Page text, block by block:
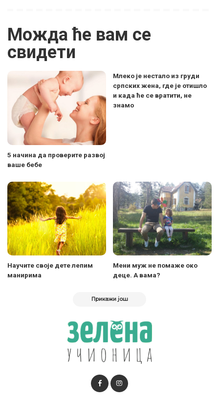
Можда ће вам се
свидети
5 начина да проверите развој
ваше бебе
Млеко је нестало из груди
српских жена, где је отишло
и када ће се вратити, не
знамо
Научите своје дете лепим
манирима
Мени муж не помаже око
деце. А вама?
Прикажи још